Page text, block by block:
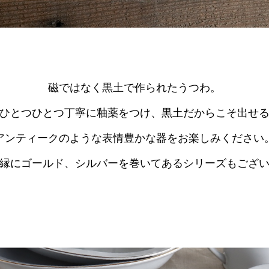
磁ではなく黒土で作られたうつわ。
ひとつひとつ丁寧に釉薬をつけ、黒土だからこそ出せる
ンティークのような表情豊かな器をお楽しみください
にゴールド、シルバーを巻いてあるシリーズもござ